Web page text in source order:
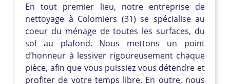
En tout premier lieu, notre entreprise de
nettoyage à Colomiers (31) se spécialise au
coeur du ménage de toutes les surfaces, du
sol au plafond. Nous mettons un point
d’honneur à lessiver rigoureusement chaque
pièce, afin que vous puissiez vous détendre et
profiter de votre temps libre. En outre, nous